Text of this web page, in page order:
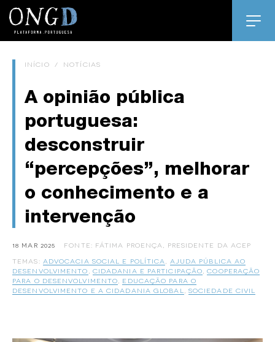
INÍCIO / NOTÍCIAS
A opinião pública
portuguesa:
desconstruir
“percepções”, melhorar
o conhecimento e a
intervenção
18 MAR 2025
FONTE: FÁTIMA PROENÇA, PRESIDENTE DA ACEP
TEMAS: ADVOCACIA SOCIAL E POLÍTICA
AJUDA PÚBLICA AO
DESENVOLVIMENTO
CIDADANIA E PARTICIPAÇÃO ,COOPERAÇÃO
PARA O DESENVOLVIMENTO
EDUCAÇÃO PARA O
DESENVOLVIMENTO E A CIDADANIA GLOBAL
SOCIEDADE CIVIL